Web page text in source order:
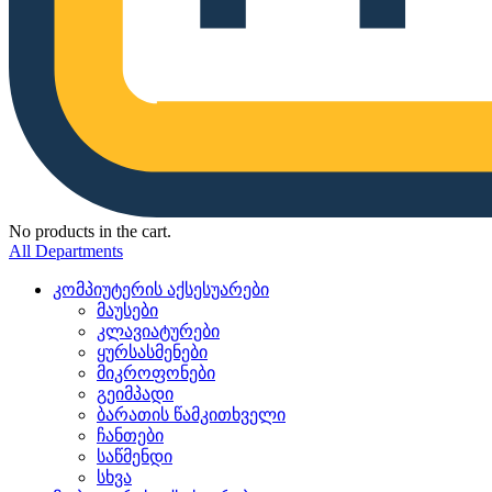
No products in the cart.
All Departments
კომპიუტერის აქსესუარები
მაუსები
კლავიატურები
ყურსასმენები
მიკროფონები
გეიმპადი
ბარათის წამკითხველი
ჩანთები
საწმენდი
სხვა